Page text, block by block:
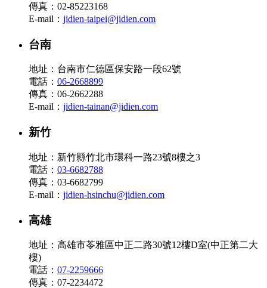
傳真：02-85223168
E-mail： jidien-taipei@jidien.com
台南
地址：台南市仁德區保安路一段62號
電話： 06-2668899
傳真：06-2662288
E-mail： jidien-tainan@jidien.com
新竹
地址：新竹縣竹北市環科一路23號8樓之3
電話： 03-6682788
傳真：03-6682799
E-mail： jidien-hsinchu@jidien.com
高雄
地址：高雄市苓雅區中正二路30號12樓D室(中正第二大
樓)
電話： 07-2259666
傳真：07-2234472